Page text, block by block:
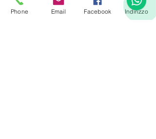
Phone Email Facebook Indirizzo